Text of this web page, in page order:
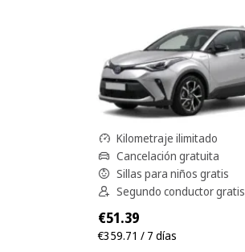
Kilometraje ilimitado
Cancelación gratuita
Sillas para niños gratis
Segundo conductor gratis
€51.39
€359.71 / 7 días